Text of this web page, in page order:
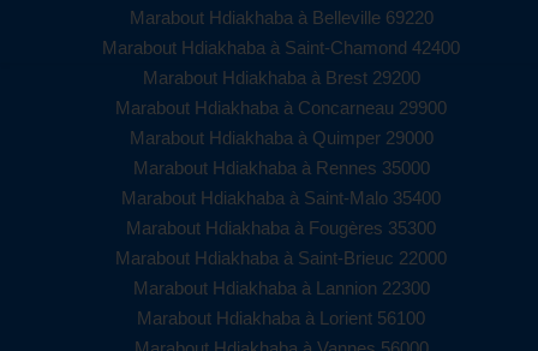
Marabout Hdiakhaba à Belleville 69220
Marabout Hdiakhaba à Saint-Chamond 42400
Marabout Hdiakhaba à Brest 29200
Marabout Hdiakhaba à Concarneau 29900
Marabout Hdiakhaba à Quimper 29000
Marabout Hdiakhaba à Rennes 35000
Marabout Hdiakhaba à Saint-Malo 35400
Marabout Hdiakhaba à Fougères 35300
Marabout Hdiakhaba à Saint-Brieuc 22000
Marabout Hdiakhaba à Lannion 22300
Marabout Hdiakhaba à Lorient 56100